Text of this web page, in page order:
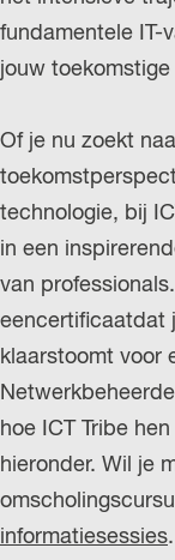
fundamentele IT-
jouw toekomstige
Of je nu zoekt
technologie, bij
in een
van
eencertificaatdat
klaarstoomt voor
hoe ICT Tribe
hieronder. Wil je
informatiesessies.